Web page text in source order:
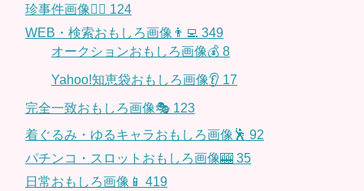
珍事件画像👮‍♂️ 124
WEB・検索おもしろ画像👨‍💻 349
オークションおもしろ画像💰 8
Yahoo!知恵袋おもしろ画像👂 17
完全一致おもしろ画像🎭 123
着ぐるみ・ゆるキャラおもしろ画像🕺 92
パチンコ・スロットおもしろ画像🎰 35
日常おもしろ画像📱 419